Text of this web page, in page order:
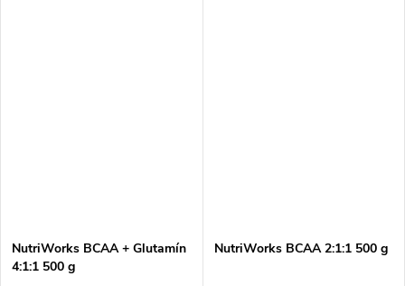
NutriWorks BCAA + Glutamín
4:1:1 500 g
NutriWorks BCAA 2:1:1 500 g